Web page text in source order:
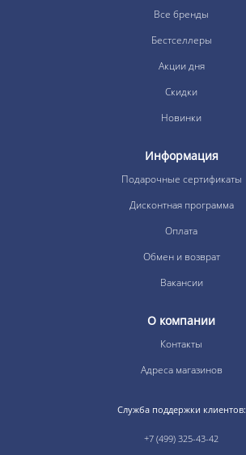
Все бренды
Бестселлеры
Акции дня
Скидки
Новинки
Информация
Подарочные сертификаты
Дисконтная программа
Оплата
Обмен и возврат
Вакансии
О компании
Контакты
Адреса магазинов
Служба поддержки клиентов:
+7 (499) 325-43-42